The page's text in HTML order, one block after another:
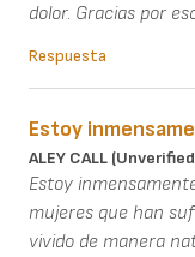
dolor. Gracias por
Respuesta
Estoy
ALEY CALL
Estoy
mujeres que han
vivido de manera